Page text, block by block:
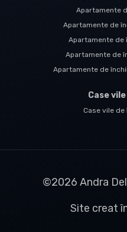
Apartamente
Apartamente de
Apartamente de
Apartamente de
Apartamente de
Case
Case vile
©2026 Andra
Site creat